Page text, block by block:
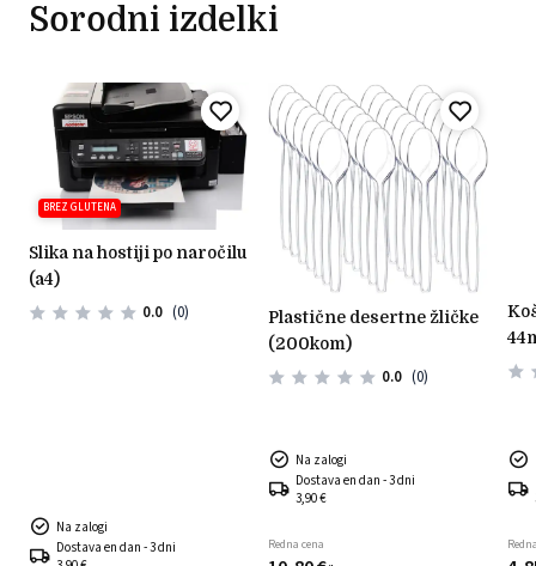
Sorodni izdelki
BREZ GLUTENA
slika na hostiji po naročilu
(a4)
0.0 (0)
Na zalogi
Dostava en dan - 3 dni
plastične desertne žličke
(200kom)
0.0 (0)
Na zalogi
Dostava en dan - 3 dni
3,90 €
Redna cena
košarice iz testa svetle